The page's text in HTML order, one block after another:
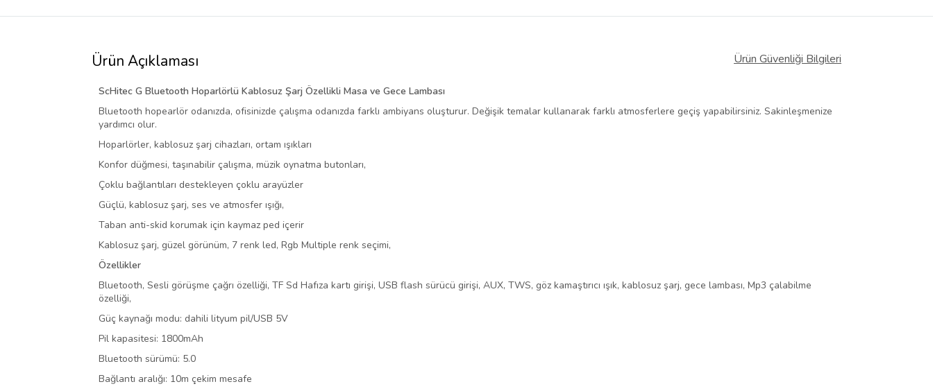
Ürün Açıklaması Ürün Güvenliği Bilgileri
ScHitec G Bluetooth Hoparlörlü Kablosuz Şarj Özellikli Masa ve Gece Lambası
Bluetooth hopearlör odanızda, ofisinizde çalışma odanızda farklı ambiyans oluşturur. Değişik temalar kullanarak farklı atmosferlere geçiş yapabilirsiniz. Sakinleşmenize
yardımcı olur.
Hoparlörler, kablosuz şarj cihazları, ortam ışıkları
Konfor düğmesi, taşınabilir çalışma, müzik oynatma butonları,
Çoklu bağlantıları destekleyen çoklu arayüzler
Güçlü, kablosuz şarj, ses ve atmosfer ışığı,
Taban anti-skid korumak için kaymaz ped içerir
Kablosuz şarj, güzel görünüm, 7 renk led, Rgb Multiple renk seçimi,
Özellikler
Bluetooth, Sesli görüşme çağrı özelliği, TF Sd Hafıza kartı girişi, USB flash sürücü girişi, AUX, TWS, göz kamaştırıcı ışık, kablosuz şarj, gece lambası, Mp3 çalabilme
özelliği,
Güç kaynağı modu: dahili lityum pil/USB 5V
Pil kapasitesi: 1800mAh
Bluetooth sürümü: 5.0
Bağlantı aralığı: 10m çekim mesafe